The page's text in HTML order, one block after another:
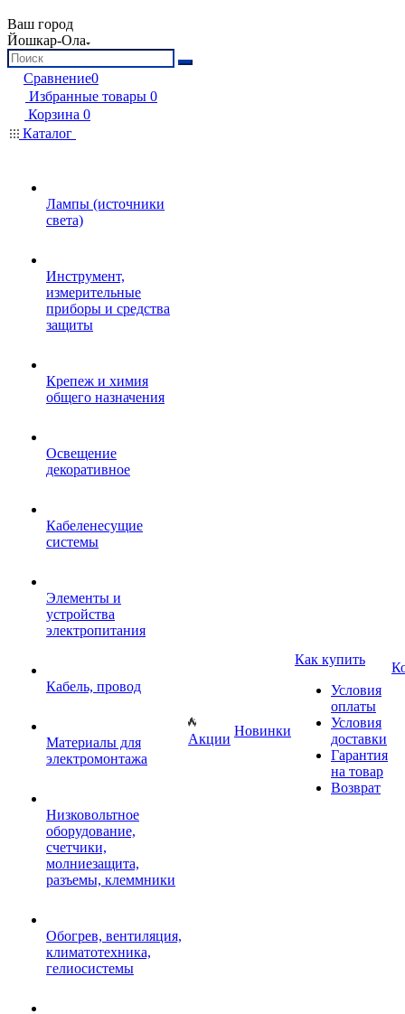
Ваш город
Йошкар-Ола
Сравнение0
Избранные товары 0
Корзина 0
Каталог
Лампы (источники
света)
Инструмент,
измерительные
приборы и средства
защиты
Крепеж и химия
общего назначения
Освещение
декоративное
Кабеленесущие
системы
Элементы и
устройства
электропитания
Кабель, провод
Материалы для
электромонтажа
Низковольтное
оборудование,
счетчики,
молниезащита,
разъемы, клеммники
Обогрев, вентиляция,
климатотехника,
гелиосистемы
Акции
Новинки
Как купить
Условия
оплаты
Условия
доставки
Гарантия
на товар
Возврат